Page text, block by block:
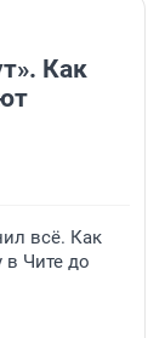
Как
всё. Как
Чите до